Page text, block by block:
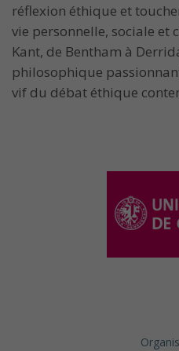
réflexion éthique et
vie personnelle, sociale et
Kant, de Bentham à
philosophique
vif du débat éthique